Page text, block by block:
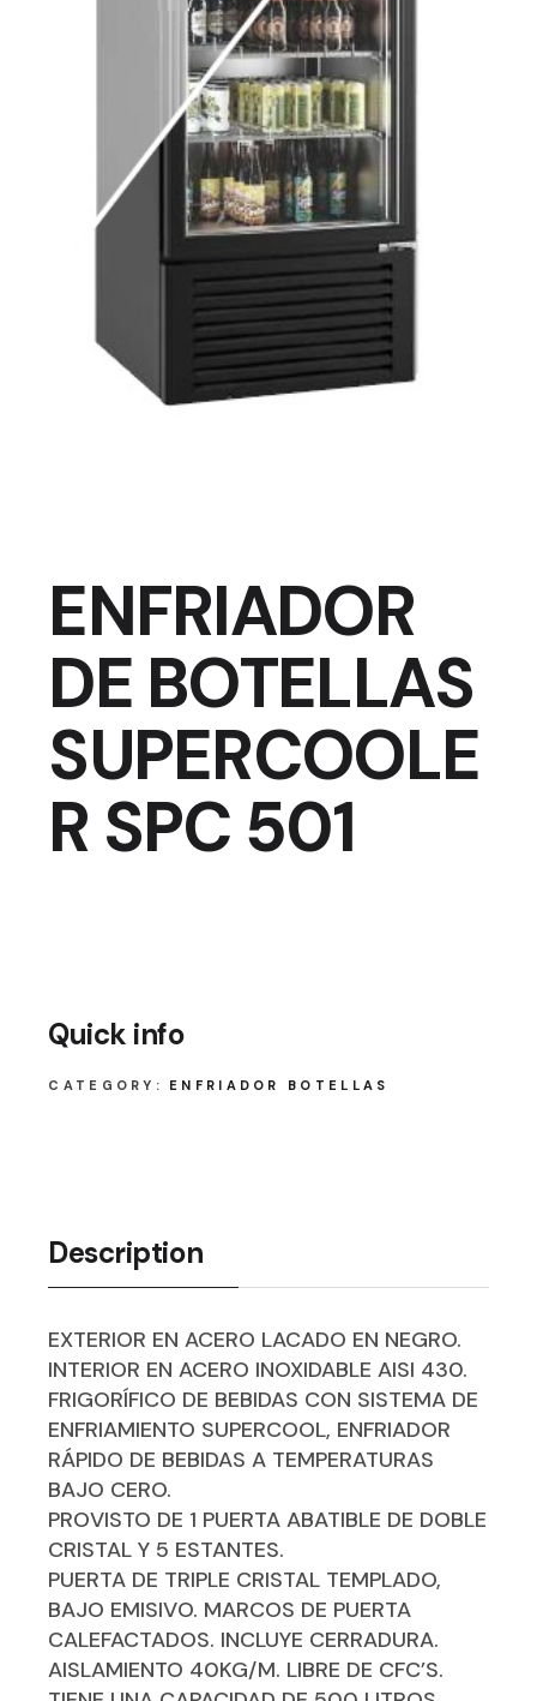
ENFRIADOR
DE BOTELLAS
SUPERCOOLE
R SPC 501
Quick info
CATEGORY: ENFRIADOR BOTELLAS
Description
EXTERIOR EN ACERO LACADO EN NEGRO.
INTERIOR EN ACERO INOXIDABLE AISI 430.
FRIGORÍFICO DE BEBIDAS CON SISTEMA DE
ENFRIAMIENTO SUPERCOOL, ENFRIADOR
RÁPIDO DE BEBIDAS A TEMPERATURAS
BAJO CERO.
PROVISTO DE 1 PUERTA ABATIBLE DE DOBLE
CRISTAL Y 5 ESTANTES.
PUERTA DE TRIPLE CRISTAL TEMPLADO,
BAJO EMISIVO. MARCOS DE PUERTA
CALEFACTADOS. INCLUYE CERRADURA.
AISLAMIENTO 40KG/M. LIBRE DE CFC’S.